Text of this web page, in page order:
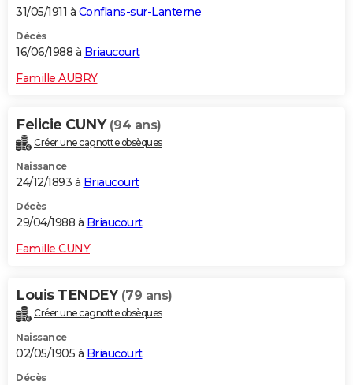
31/05/1911 à Conflans-sur-Lanterne
Décès
16/06/1988 à Briaucourt
Famille AUBRY
Felicie CUNY (94 ans)
Créer une cagnotte obsèques
Naissance
24/12/1893 à Briaucourt
Décès
29/04/1988 à Briaucourt
Famille CUNY
Louis TENDEY (79 ans)
Créer une cagnotte obsèques
Naissance
02/05/1905 à Briaucourt
Décès